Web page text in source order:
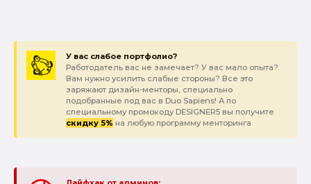
У вас слабое портфолио?
Работодатель вас не замечает? У вас мало опыта?
Вам нужно усилить слабые стороны? Все это
заряжают дизайн-менторы, специально
подобранные под вас в Duo Sapiens! А по
специальному промокоду DESIGNER5 вы получите
скидку 5% на любую программу менторинга